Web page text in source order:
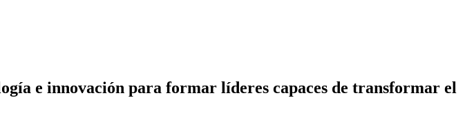
e innovación para formar líderes capaces de transformar el